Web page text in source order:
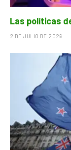
Las políticas
2 DE JULIO DE 2026